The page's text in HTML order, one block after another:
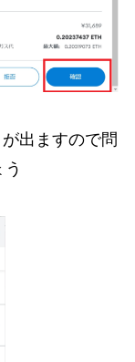
出ますので問